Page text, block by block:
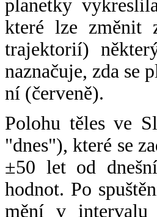
planetky
které lze změnit
trajektorií)
naznačuje, zda se
ní (červeně).
Polohu těles ve
"dnes"), které se
±50 let od
hodnot. Po
mění v intervalu